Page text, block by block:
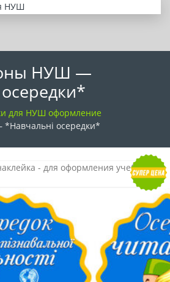
НУШ
НУШ —
для НУШ оформление
осередки*